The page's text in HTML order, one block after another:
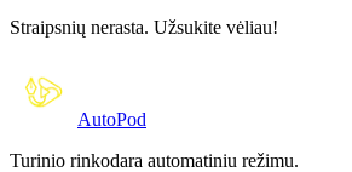
Straipsnių nerasta. Užsukite vėliau!
AutoPod
Turinio rinkodara automatiniu režimu.